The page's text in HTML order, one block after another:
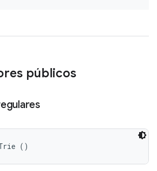
públicos
()